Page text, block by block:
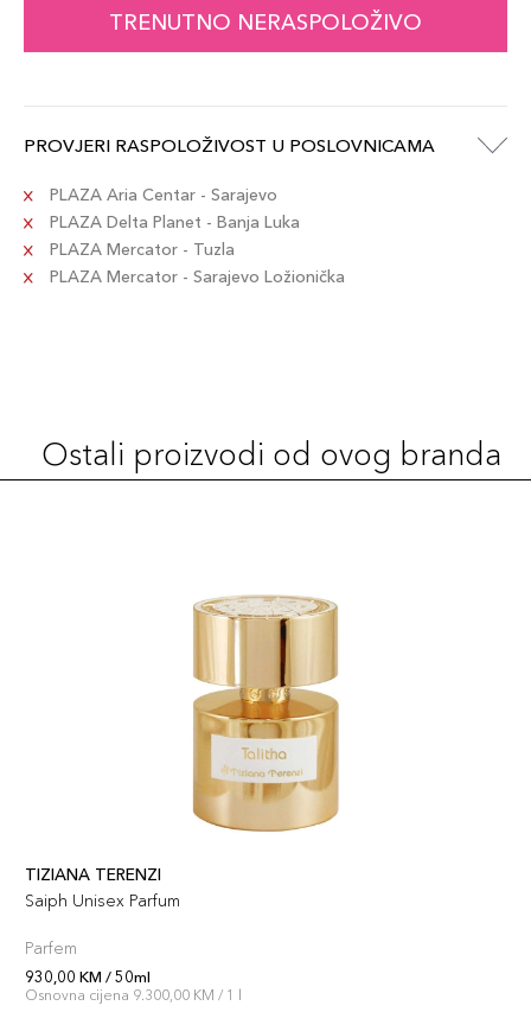
TRENUTNO NERASPOLOŽIVO
PROVJERI RASPOLOŽIVOST U POSLOVNICAMA
PLAZA Aria Centar - Sarajevo
PLAZA Delta Planet - Banja Luka
PLAZA Mercator - Tuzla
PLAZA Mercator - Sarajevo Ložionička
Ostali proizvodi od ovog branda
TIZIANA TERENZI
Saiph Unisex Parfum
Parfem
930,00 KM / 50ml
Osnovna cijena 9.300,00 KM / 1 l